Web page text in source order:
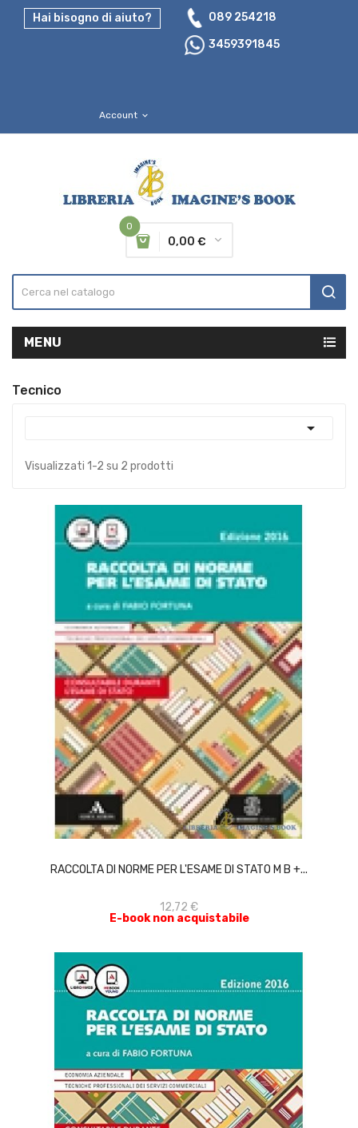
Hai bisogno di aiuto?
089 254218
3459391845
Account expand_more
0
0,00 €
MENU
Tecnico

Visualizzati 1-2 su 2 prodotti
RACCOLTA DI NORME PER L'ESAME DI STATO M B +...
12,72 €
E-book non acquistabile
ACQUISTA